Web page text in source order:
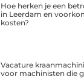
Hoe herken je een
in Leerdam en
kosten?
Vacature
voor machinisten die